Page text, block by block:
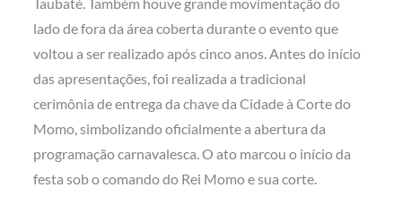
lado de fora da área coberta durante o evento que
voltou a ser realizado após cinco anos. Antes do início
das apresentações, foi realizada a tradicional
cerimônia de entrega da chave da Cidade à Corte do
Momo, simbolizando oficialmente a abertura da
programação carnavalesca. O ato marcou o início da
festa sob o comando do Rei Momo e sua corte.